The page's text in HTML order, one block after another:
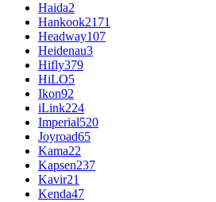
Haida2
Hankook2171
Headway107
Heidenau3
Hifly379
HiLO5
Ikon92
iLink224
Imperial520
Joyroad65
Kama22
Kapsen237
Kavir21
Kenda47